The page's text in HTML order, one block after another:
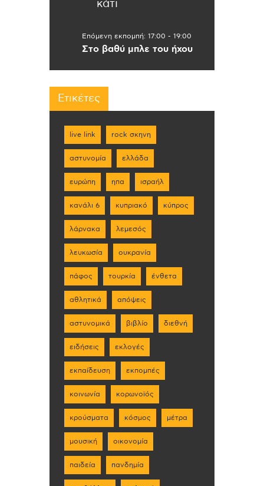
κάτι
Επόμενη εκπομπή: 17:00 - 19:00
Στο βαθύ μπλε του ήχου
Ετικέτες
live link rock σκηνη
αστυνομία ελλάδα
ευρώπη ηπα ισραήλ
κανάλι 6 κυπριακό κύπρος
λάρνακα λεμεσός
λευκωσία ουκρανία
πάφος τουρκία ένθετα
αθλητικά απόψεις
αστυνομικά βιβλίο διεθνή
ειδήσεις εκλογές
εκπαίδευση εκπομπές
κοινωνία κορωνοϊός
κρούσματα κόσμος μέτρα
μουσική οικονομία
παιδεία πανδημία